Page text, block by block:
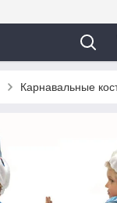
Карнавальные